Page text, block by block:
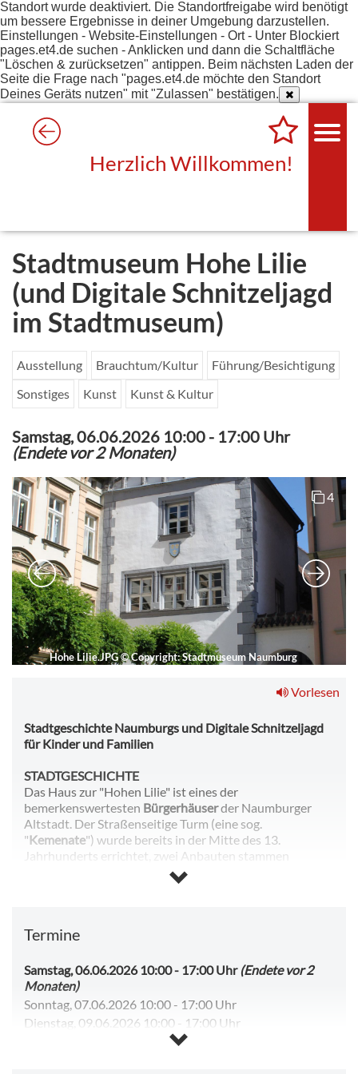
Standort wurde deaktiviert. Die Standortfreigabe wird benötigt
um bessere Ergebnisse in deiner Umgebung darzustellen.
Einstellungen - Website-Einstellungen - Ort - Unter Blockiert
pages.et4.de suchen - Anklicken und dann die Schaltfläche
"Löschen & zurücksetzen" antippen. Beim nächsten Laden der
Seite die Frage nach "pages.et4.de möchte den Standort
Deines Geräts nutzen" mit "Zulassen" bestätigen.
Herzlich Willkommen!
Stadtmuseum Hohe Lilie
(und Digitale Schnitzeljagd
im Stadtmuseum)
Ausstellung Brauchtum/Kultur
Führung/Besichtigung
Sonstiges
Kunst Kunst & Kultur
Samstag, 06.06.2026 10:00 - 17:00 Uhr
(Endete vor 2 Monaten)
Hohe Lilie.JPG©Copyright: Stadtmuseum Naumburg
4
Vorlesen
Stadtgeschichte Naumburgs und Digitale Schnitzeljagd
für Kinder und Familien
STADTGESCHICHTE
Das Haus zur "Hohen Lilie" ist eines der
bemerkenswertesten Bürgerhäuserder Naumburger
Altstadt. Der Straßenseitige Turm (eine sog.
"Kemenate") wurde bereits in der Mitte des 13.
Jahrhunderts errichtet, zwei Anbauten stammen
wahrscheinlich aus dem 15. Jahrhundert, ein vierter
Erweiterungsbau stammt aus der Barockzeit. Damit ist
Museum zeigt die Spuren der 750 Jahre dauernden
Exemplarisch das Werden und Bestehen einer
bürgerlichen Kommune als sinnliches und intellektuelles
Erlebnis erfahrbar machen.
DIGITALE SCHNITZELJAHD FÜR FAMILIEN UND
Termine
Samstag, 06.06.2026 10:00- 17:00 Uhr(Endete vor 2
Monaten)
Sonntag, 07.06.2026 10:00 - 17:00 Uhr
Dienstag, 09.06.2026 10:00 - 17:00 Uhr
Mittwoch, 10.06.2026 10:00-